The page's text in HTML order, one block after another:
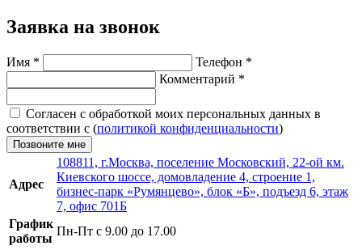
Заявка на звонок
Имя * Телефон *
Комментарий *
Согласен с обработкой моих персональных данных в
соответствии с (политикой конфиденциальности)
Позвоните мне
Адрес
108811, г.Москва, поселение Московский, 22-ой км.
Киевского шоссе, домовладение 4, строение 1,
бизнес-парк «Румянцево», блок «Б», подъезд 6, этаж
7, офис 701Б
График
работы
Пн-Пт с 9.00 до 17.00